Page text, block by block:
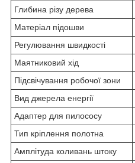
Глибина різу дерева
Матеріал підошви
Регулювання швидкості
Маятниковий хід
Підсвічування робочої зони
Вид джерела енергії
Адаптер для пилососу
Тип кріплення полотна
Амплітуда коливань штоку